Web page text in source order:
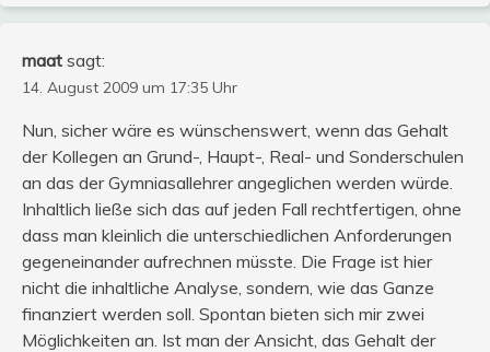
maat sagt:
14. August 2009 um 17:35 Uhr
Nun, sicher wäre es wünschenswert, wenn das Gehalt
der Kollegen an Grund-, Haupt-, Real- und Sonderschulen
an das der Gymniasallehrer angeglichen werden würde.
Inhaltlich ließe sich das auf jeden Fall rechtfertigen, ohne
dass man kleinlich die unterschiedlichen Anforderungen
gegeneinander aufrechnen müsste. Die Frage ist hier
nicht die inhaltliche Analyse, sondern, wie das Ganze
finanziert werden soll. Spontan bieten sich mir zwei
Möglichkeiten an. Ist man der Ansicht, das Gehalt der